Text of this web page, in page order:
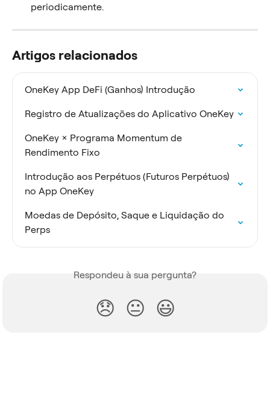
periodicamente.
Artigos relacionados
OneKey App DeFi (Ganhos) Introdução
Registro de Atualizações do Aplicativo OneKey
OneKey × Programa Momentum de
Rendimento Fixo
Introdução aos Perpétuos (Futuros Perpétuos)
no App OneKey
Moedas de Depósito, Saque e Liquidação do
Perps
Respondeu à sua pergunta?
😞 😐 😃